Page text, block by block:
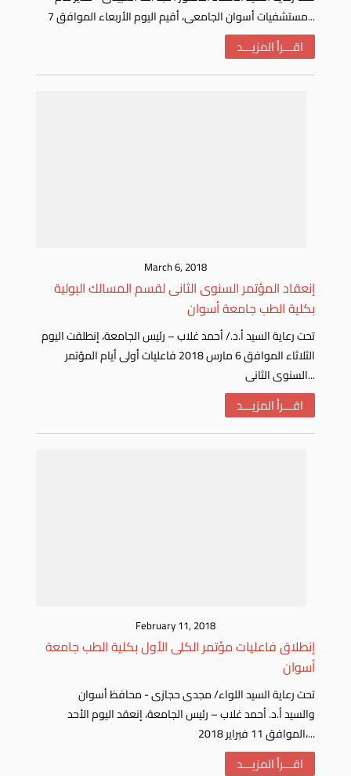
مستشفيات أسوان الجامعى، أقيم اليوم الأربعاء الموافق 7...
اقـــرأ المزيـــد
March 6, 2018
إنعقاد المؤتمر السنوى الثانى لقسم المسالك البولية
بكلية الطب جامعة أسوان
الثلاثاء الموافق 6 مارس 2018 فاعليات أولى أيام المؤتمر
السنوى الثانى...
اقـــرأ المزيـــد
February 11, 2018
إنطلاق فاعليات مؤتمر الكلى الأول بكلية الطب جامعة
أسوان
والسيد أ.د. أحمد غلاب – رئيس الجامعة، إنعقد اليوم الأحد
الموافق 11 فبراير 2018،...
اقـــرأ المزيـــد